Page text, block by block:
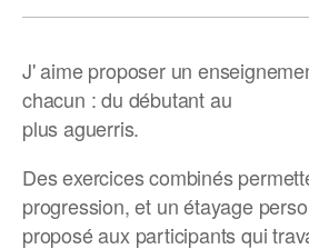
J' aime proposer un
chacun : du débutant au
plus aguerris.
Des exercices combinés
progression, et un étayage
proposé aux participants qui